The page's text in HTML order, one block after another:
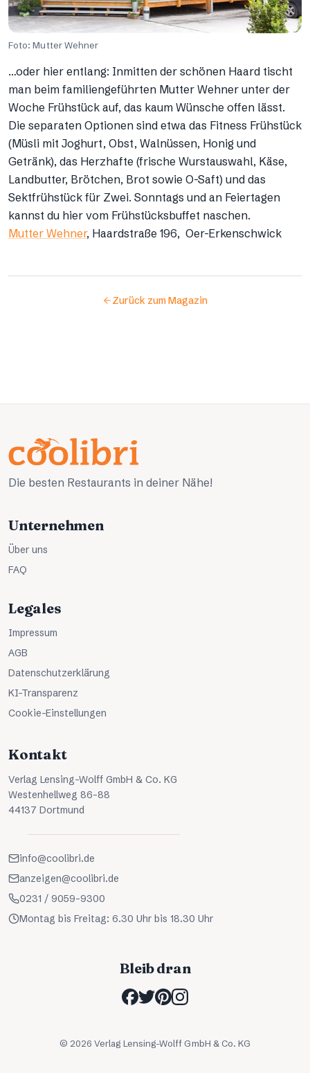
Foto: Mutter Wehner
…oder hier entlang: Inmitten der schönen Haard tischt
man beim familiengeführten Mutter Wehner unter der
Woche Frühstück auf, das kaum Wünsche offen lässt.
Die separaten Optionen sind etwa das Fitness Frühstück
(Müsli mit Joghurt, Obst, Walnüssen, Honig und
Getränk), das Herzhafte (frische Wurstauswahl, Käse,
Landbutter, Brötchen, Brot sowie O-Saft) und das
Sektfrühstück für Zwei. Sonntags und an Feiertagen
kannst du hier vom Frühstücksbuffet naschen.
Mutter Wehner, Haardstraße 196, Oer-Erkenschwick
Zurück zum Magazin
Die besten Restaurants in deiner Nähe!
Unternehmen
Über uns
FAQ
Legales
Impressum
AGB
Datenschutzerklärung
KI-Transparenz
Cookie-Einstellungen
Kontakt
Verlag Lensing-Wolff GmbH & Co. KG
Westenhellweg 86-88
44137 Dortmund
info@coolibri.de
anzeigen@coolibri.de
0231 / 9059-9300
Montag bis Freitag: 6.30 Uhr bis 18.30 Uhr
Bleib dran
© 2026 Verlag Lensing-Wolff GmbH & Co. KG